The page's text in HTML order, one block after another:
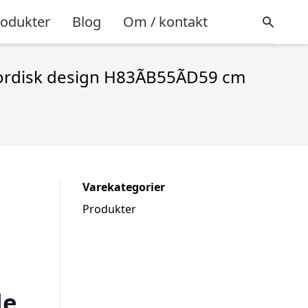
Blog Om / kontakt
design H83ÃB55ÃD59 cm
Varekategorier
Produkter